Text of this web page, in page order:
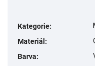
Kategorie:
Materiál :
Barva: